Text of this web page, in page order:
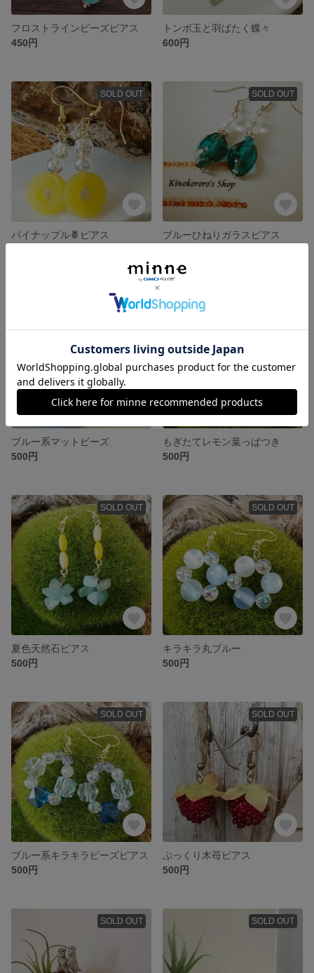
フロストラインビーズピアス
450円
トンボ玉と羽ばたく蝶々
600円
SOLD OUT
パイナップル🍍ピアス
SOLD OUT
ブルーひねりガラスピアス
SOLD OUT
ブルー系マットビーズ
500円
もぎたてレモン葉っぱつき
500円
SOLD OUT
夏色天然石ピアス
500円
SOLD OUT
キラキラ丸ブルー
500円
SOLD OUT
ブルー系キラキラビーズピアス
500円
SOLD OUT
ぷっくり木苺ピアス
500円
SOLD OUT SOLD OUT